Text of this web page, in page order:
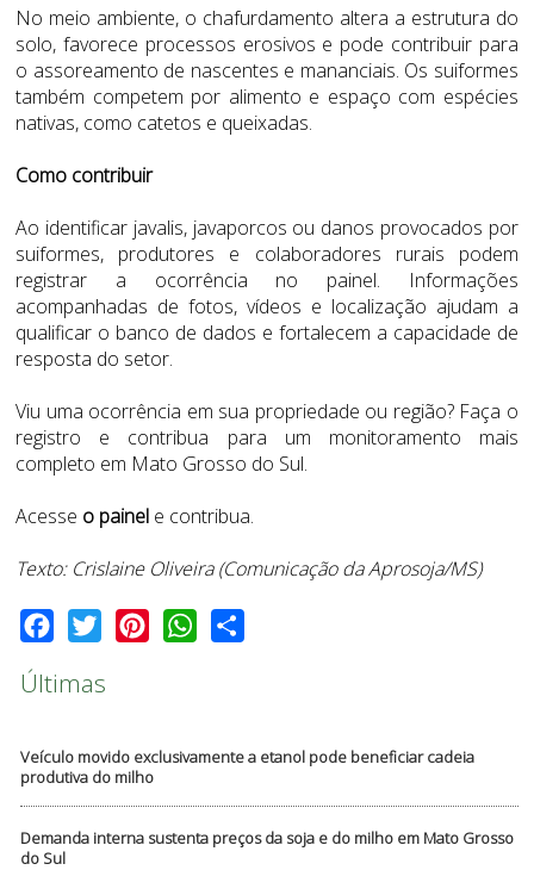
Últimas
Veículo movido exclusivamente a etanol pode beneficiar cadeia
produtiva do milho
Demanda interna sustenta preços da soja e do milho em Mato Grosso
do Sul
No meio ambiente, o chafurdamento altera a estrutura do
solo, favorece processos erosivos e pode contribuir para
o assoreamento de nascentes e mananciais. Os suiformes
também competem por alimento e espaço com espécies
nativas, como catetos e queixadas.
Como contribuir
Ao identificar javalis, javaporcos ou danos provocados por
suiformes, produtores e colaboradores rurais podem
registrar a ocorrência no painel. Informações
acompanhadas de fotos, vídeos e localização ajudam a
qualificar o banco de dados e fortalecem a capacidade de
resposta do setor.
Viu uma ocorrência em sua propriedade ou região? Faça o
registro e contribua para um monitoramento mais
completo em Mato Grosso do Sul.
Acesse o painel e contribua.
Texto: Crislaine Oliveira (Comunicação da Aprosoja/MS)
Facebook
Twitter PinterestWhatsApp